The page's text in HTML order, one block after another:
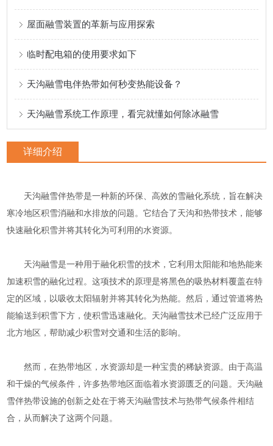
屋面融雪装置的革新与应用探索
临时配电箱的使用要求如下
天沟融雪电伴热带如何秒变热能设备？
天沟融雪系统工作原理，看完就懂如何除冰融雪
详细介绍
天沟融雪伴热带是一种新的环保、高效的雪融化系统，旨在解决
寒冷地区积雪消融和水排放的问题。它结合了天沟和热带技术，能够
快速融化积雪并将其转化为可利用的水资源。
天沟融雪是一种用于融化积雪的技术，它利用太阳能和地热能来
加速积雪的融化过程。这项技术的原理是将黑色的吸热材料覆盖在特
定的区域，以吸收太阳辐射并将其转化为热能。然后，通过管道将热
能输送到积雪下方，使积雪迅速融化。天沟融雪技术已经广泛应用于
北方地区，帮助减少积雪对交通和生活的影响。
然而，在热带地区，水资源却是一种宝贵的稀缺资源。由于高温
和干燥的气候条件，许多热带地区面临着水资源匮乏的问题。天沟融
雪伴热带设施的创新之处在于将天沟融雪技术与热带气候条件相结
合，从而解决了这两个问题。